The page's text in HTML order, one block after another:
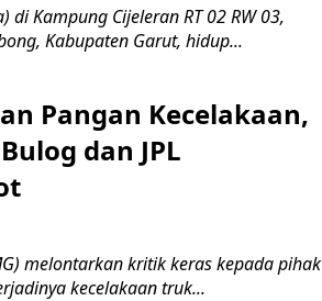
di Kampung Cijeleran RT 02 RW 03,
Kabupaten Garut, hidup...
Pangan Kecelakaan,
dan JPL
melontarkan kritik keras kepada pihak
kecelakaan truk...